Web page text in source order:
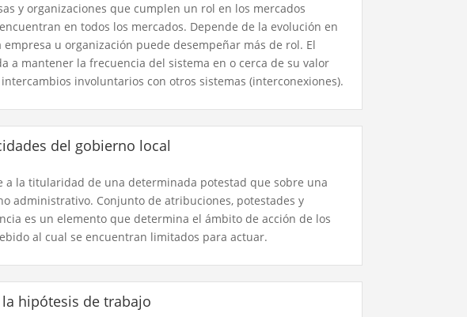
y organizaciones que cumplen un rol en los mercados
en todos los mercados. Depende de la evolución en
empresa u organización puede desempeñar más de rol. El
a mantener la frecuencia del sistema en o cerca de su valor
involuntarios con otros sistemas (interconexiones).
del gobierno local
a la titularidad de una determinada potestad que sobre una
administrativo. Conjunto de atribuciones, potestades y
es un elemento que determina el ámbito de acción de los
al cual se encuentran limitados para actuar.
hipótesis de trabajo